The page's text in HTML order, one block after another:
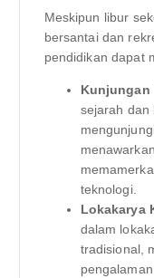
Meskipun libur
bersantai dan
pendidikan dapat
Kunjungan
sejarah dan
teknologi.
Lokakarya
dalam
tradisional,